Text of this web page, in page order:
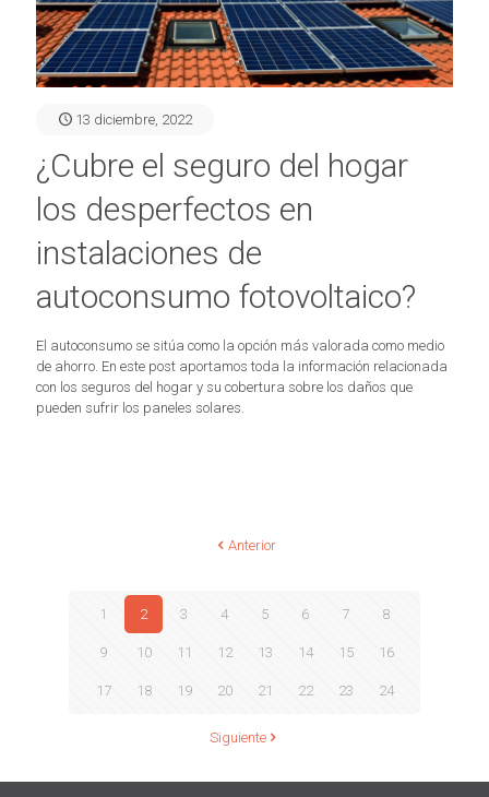
13 diciembre, 2022
¿Cubre el seguro del hogar
los desperfectos en
instalaciones de
autoconsumo fotovoltaico?
El autoconsumo se sitúa como la opción más valorada como medio
de ahorro. En este post aportamos toda la información relacionada
con los seguros del hogar y su cobertura sobre los daños que
pueden sufrir los paneles solares.
Anterior
1 2 3 4 5 6 7 8
9 10 11 12 13 14 15 16
17 18 19 20 21 22 23 24
Siguiente